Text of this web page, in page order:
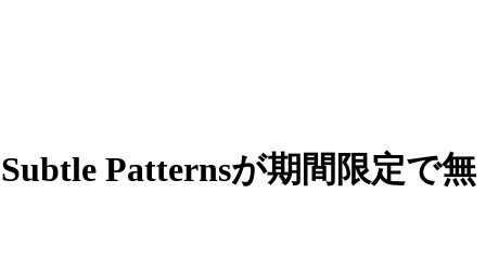
Patternsが期間限定で無